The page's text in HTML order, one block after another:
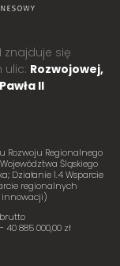
znajduje się
ulic: Rozwojowej,
II
Rozwoju Regionalnego
Śląskiego
Działanie 1.4 Wsparcie
regionalnych
innowacji)
brutto
885 000,00 zł